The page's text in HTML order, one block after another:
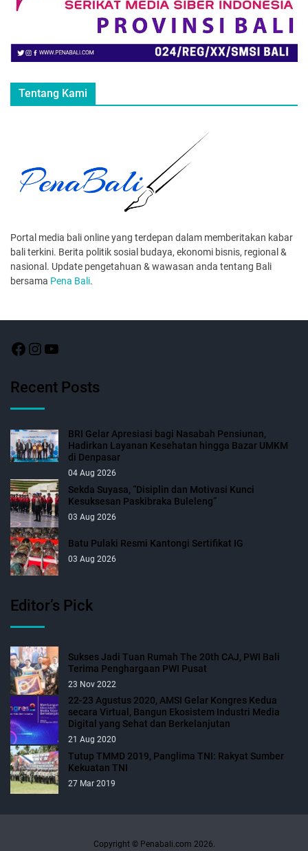
Tentang Kami
Portal media bali online yang terdepan dalam memberitakan kabar
bali terkini. Berita politik sosial budaya, ekonomi bisnis, regional &
nasional. Update pengetahuan & wawasan anda tentang Bali
bersama Pena Bali.
Recent Posts
BRI Gelar Apresiasi bagi Nasabah Pensiunan,
Hadirkan Layanan Kesehatan hingga Bazar UMKM
di Denpasar
04 Aug 2026
Sekda Suyasa, “Disiplin dan Motivasi Kunci
Kesuksesan Paskibraka Buleleng”
03 Aug 2026
Batu Pulaki Resmi Kantongi Sertifikat IG
03 Aug 2026
Editor’s Pick
Sukses Jadi Tuan Rumah The 20th CAJ, PWI Bali
Terima Penghargaan PWI Pusat
23 Nov 2022
22-23 Agustus 2020, AMSI Gelar Kongres Kedua
secara Virtual, Bangun Ekosistem Industri Media
Digital yang Sehat dan Berkelanjutan
21 Aug 2020
Tutup TMMD 2019, Panglima TNI: Rakyat Sumber
Kekuatan TNI
27 Mar 2019
Copyright © Penabali.com 2026.